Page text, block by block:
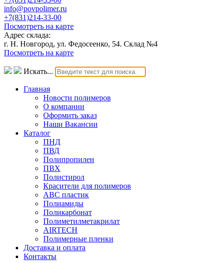
info@povpolimer.ru
+7(831)214-33-00
Посмотреть на карте
Адрес склада:
г. Н. Новгород, ул. Федосеенко, 54. Склад №4
Посмотреть на карте
Искать...
Главная
Новости полимеров
О компании
Оформить заказ
Наши Вакансии
Каталог
ПНД
ПВД
Полипропилен
ПВХ
Полистирол
Красители для полимеров
АВС пластик
Полиамиды
Поликарбонат
Полиметилметакрилат
AIRTECH
Полимерные пленки
Доставка и оплата
Контакты